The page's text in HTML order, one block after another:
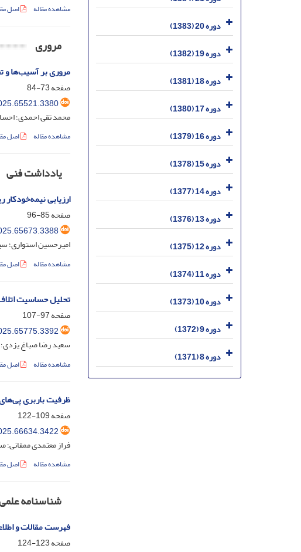
مشاهده مقاله اصل
مروری
مروری بر آسیب‌ها و
صفحه73-84
محمد تقی احمدی؛
مشاهده مقاله اصل
یادداشت فنی
ارزیابی
صفحه85-96
امیرحسین استواری؛
مشاهده مقاله اصل
تحلیل حساسیت
صفحه97-107
سعید رضا صباغ
مشاهده مقاله اصل
ظرفیت باربری
صفحه109-122
فراز معتمدی ممقانی؛
مشاهده مقاله اصل
شناسنامه
فهرست مقالات و
صفحه123-124
دوره 20 (1383)
دوره 19 (1382)
دوره 18 (1381)
دوره 17 (1380)
دوره 16 (1379)
دوره 15 (1378)
دوره 14 (1377)
دوره 13 (1376)
دوره 12 (1375)
دوره 11 (1374)
دوره 10 (1373)
دوره 9 (1372)
دوره 8 (1371)